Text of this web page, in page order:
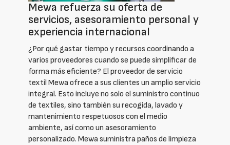
Mewa refuerza su oferta de
servicios, asesoramiento personal y
experiencia internacional
¿Por qué gastar tiempo y recursos coordinando a
varios proveedores cuando se puede simplificar de
forma más eficiente? El proveedor de servicio
textil Mewa ofrece a sus clientes un amplio servicio
integral. Esto incluye no solo el suministro continuo
de textiles, sino también su recogida, lavado y
mantenimiento respetuosos con el medio
ambiente, así como un asesoramiento
personalizado. Mewa suministra paños de limpieza